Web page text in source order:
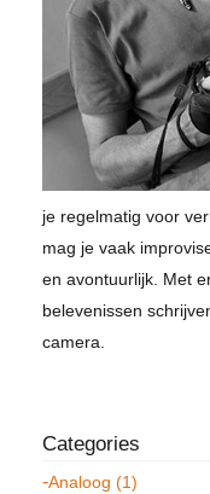
je regelmatig voor
mag je vaak
en avontuurlijk. Met
belevenissen
camera.
Analoog (1)